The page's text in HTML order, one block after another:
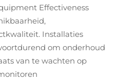
Effectiveness
Installaties
om onderhoud
van te wachten op